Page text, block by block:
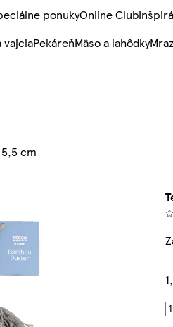
ponukyOnline Club
vajciaPekáreňMäso a lahôdky
cm